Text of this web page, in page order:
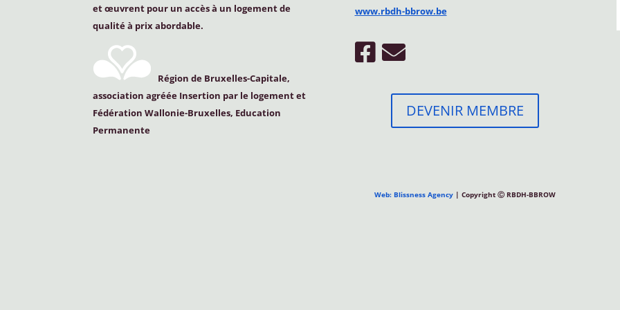
et œuvrent pour un accès à un logement de
qualité à prix abordable.
Région de Bruxelles-Capitale,
association agréée Insertion par le logement et
Fédération Wallonie-Bruxelles, Education
Permanente
www.rbdh-bbrow.be
DEVENIR MEMBRE
Web: Blissness Agency | Copyright Ⓒ RBDH-BBROW